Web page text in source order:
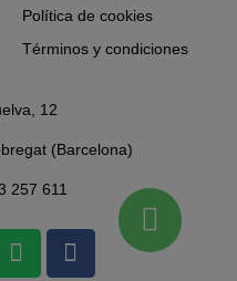
Política de cookies
Términos y condiciones
12
(Barcelona)
257 611